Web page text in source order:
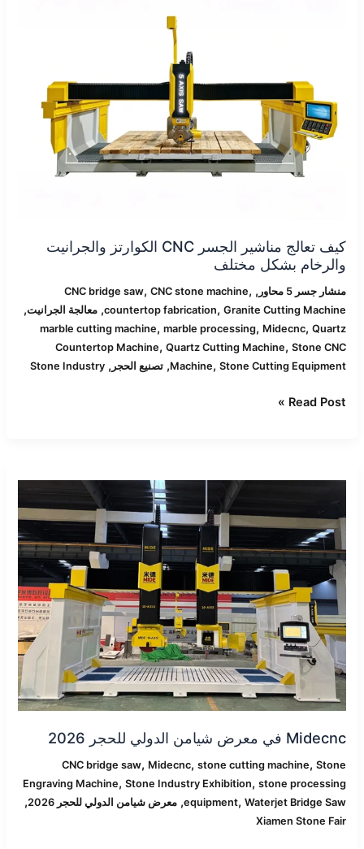
كيف تعالج مناشير الجسر CNC الكوارتز والجرانيت
والرخام بشكل مختلف
منشار جسر 5 محاور ,
CNC bridge saw, CNC stone machine,
countertop fabrication, Granite Cutting Machine
,معالجة الجرانيت,
marble cutting machine, marble processing, Midecnc, Quartz
Countertop Machine, Quartz Cutting Machine, Stone CNC
Machine, Stone Cutting Equipment
,تصنيع الحجر ,
Stone Industry
والرخام
بشكل
Read Post »
Midecnc في معرض شيامن الدولي للحجر 2026
CNC bridge saw, Midecnc, stone cutting machine, Stone
Engraving Machine, Stone Industry Exhibition, stone processing
equipment, Waterjet Bridge Saw
,معرض شيامن الدولي للحجر 2026 ,
Xiamen Stone Fair
شيامن
الدولي
للحجر
2026